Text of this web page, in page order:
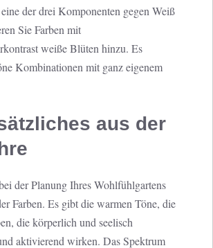
der drei Komponenten gegen Weiß
Sie Farben mit
weiße Blüten hinzu. Es
Kombinationen mit ganz eigenem
aus der
der Planung Ihres Wohlfühlgartens
Farben. Es gibt die warmen Töne, die
die körperlich und seelisch
aktivierend wirken. Das Spektrum